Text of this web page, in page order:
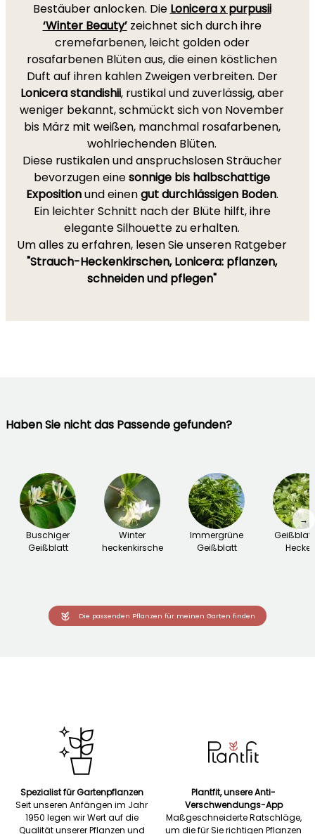
Bestäuber anlocken. Die Lonicera x purpusii
‘Winter Beauty’zeichnet sich durch ihre
cremefarbenen, leicht golden oder
rosafarbenen Blüten aus, die einen köstlichen
Duft auf ihren kahlen Zweigen verbreiten. Der
Lonicera standishii, rustikal und zuverlässig, aber
weniger bekannt, schmückt sich von November
bis März mit weißen, manchmal rosafarbenen,
wohlriechenden Blüten.
Diese rustikalen und anspruchslosen Sträucher
bevorzugen einesonnige bis halbschattige
Expositionund einengut durchlässigen Boden.
Ein leichter Schnitt nach der Blüte hilft, ihre
elegante Silhouette zu erhalten.
Um alles zu erfahren, lesen Sie unseren Ratgeber
"Strauch-Heckenkirschen, Lonicera: pflanzen,
schneiden und pflegen"
Haben Sie nicht das Passende gefunden?
Buschiger
Geißblatt
Winter
heckenkirsche
Immergrüne
Geißblatt
→
Die passenden Pflanzen für meinen Garten finden
Spezialist für Gartenpflanzen
Seit unseren Anfängen im Jahr
1950 legen wir Wert auf die
Qualität unserer Pflanzen und
Plantfit, unsere Anti-
Verschwendungs-App
Maßgeschneiderte Ratschläge,
um die für Sie richtigen Pflanzen